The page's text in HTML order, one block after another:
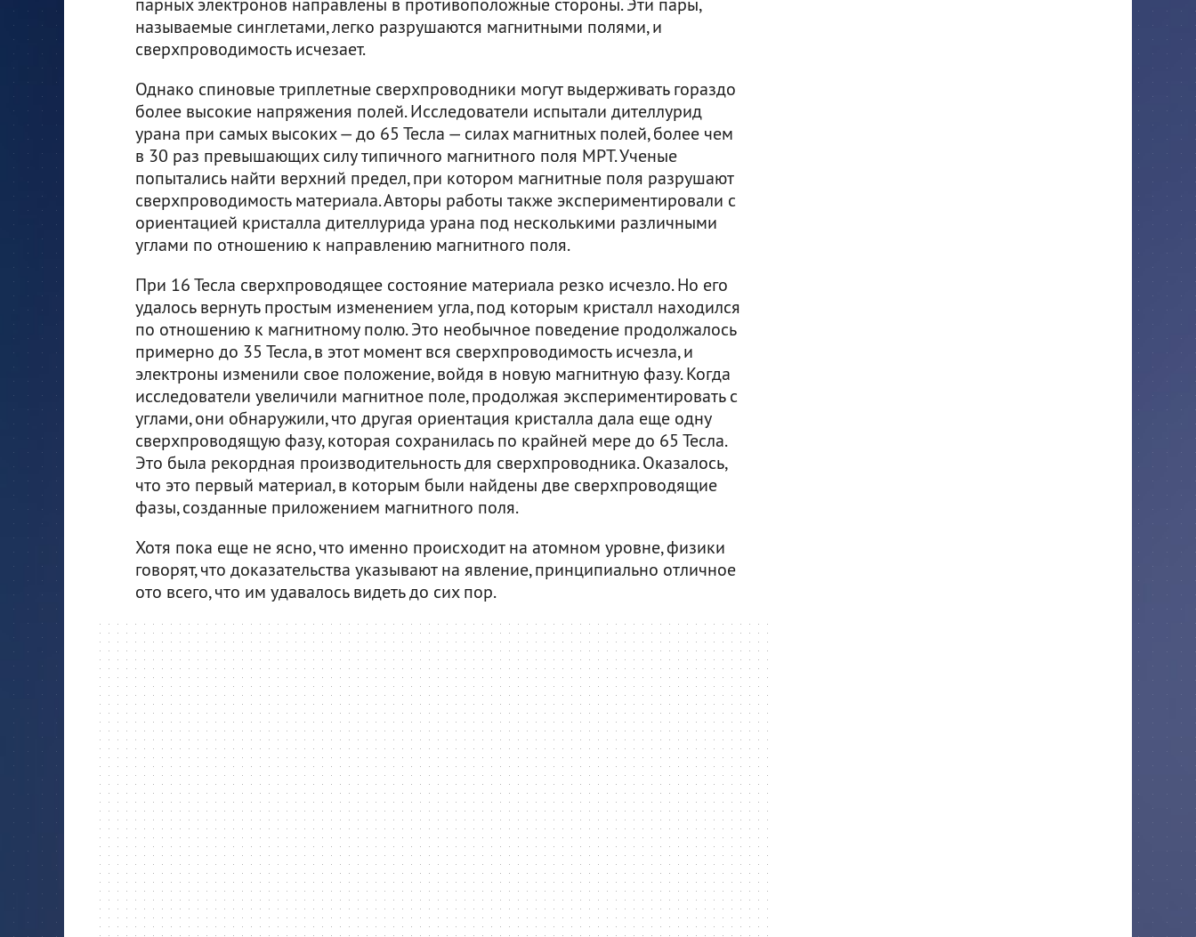
называемые синглетами, легко разрушаются магнитными полями, и
сверхпроводимость исчезает.
Однако спиновые триплетные сверхпроводники могут выдерживать гораздо
более высокие напряжения полей. Исследователи испытали дителлурид
урана при самых высоких — до 65 Тесла — силах магнитных полей, более чем
в 30 раз превышающих силу типичного магнитного поля МРТ. Ученые
попытались найти верхний предел, при котором магнитные поля разрушают
сверхпроводимость материала. Авторы работы также экспериментировали с
ориентацией кристалла дителлурида урана под несколькими различными
углами по отношению к направлению магнитного поля.
При 16 Тесла сверхпроводящее состояние материала резко исчезло. Но его
удалось вернуть простым изменением угла, под которым кристалл находился
по отношению к магнитному полю. Это необычное поведение продолжалось
примерно до 35 Тесла, в этот момент вся сверхпроводимость исчезла, и
электроны изменили свое положение, войдя в новую магнитную фазу. Когда
исследователи увеличили магнитное поле, продолжая экспериментировать с
углами, они обнаружили, что другая ориентация кристалла дала еще одну
сверхпроводящую фазу, которая сохранилась по крайней мере до 65 Тесла.
Это была рекордная производительность для сверхпроводника. Оказалось,
что это первый материал, в которым были найдены две сверхпроводящие
фазы, созданные приложением магнитного поля.
Хотя пока еще не ясно, что именно происходит на атомном уровне, физики
говорят, что доказательства указывают на явление, принципиально отличное
ото всего, что им удавалось видеть до сих пор.